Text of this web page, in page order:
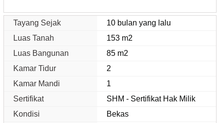
Tayang Sejak
10 bulan yang lalu
Luas Tanah
153 m2
Luas Bangunan
85 m2
Kamar Tidur
2
Kamar Mandi
1
Sertifikat
SHM - Sertifikat Hak Milik
Kondisi
Bekas